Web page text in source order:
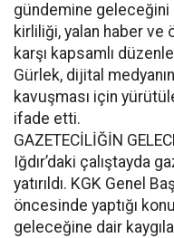
gündemine geleceğini
kirliliği, yalan haber ve
karşı kapsamlı
Gürlek, dijital
kavuşması için
ifade etti.
GAZETECİLİĞİN
Iğdır’daki çalıştayda
yatırıldı. KGK Genel
öncesinde yaptığı
geleceğine dair